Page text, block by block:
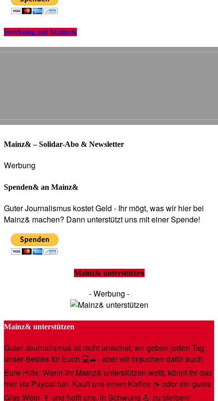
Werbung auf Mainz&
Mainz& – Solidar-Abo & Newsletter
Werbung
Spenden& an Mainz&
Guter Journalismus kostet Geld - Ihr mögt, was wir hier bei
Mainz& machen? Dann unterstützt uns mit einer Spende!
Mainz& unterstützen
- Werbung -
Mainz& unterstützen
Guter Journalismus ist nicht umsonst, wir geben jeden Tag
unser Bestes für Euch 💻🚙- aber wir brauchen dafür auch
Eure Hilfe: Wenn Ihr Mainz& unterstützen wollt, könnt Ihr das
hier via Paypal tun. Kauft uns einen Kaffee ☕️ oder ein gutes
Glas Wein 🍷 und helft uns, in Schwung 💪 zu bleiben!